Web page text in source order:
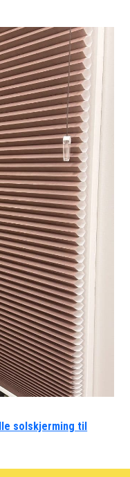
solskjerming til